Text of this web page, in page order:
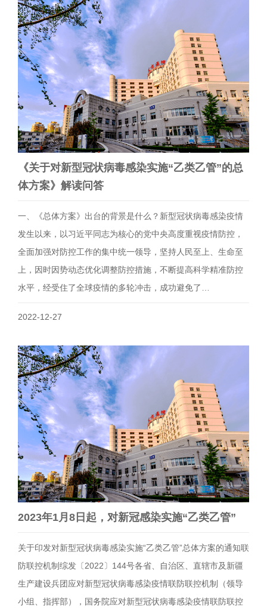
《关于对新型冠状病毒感染实施“乙类乙管”的总
体方案》解读问答
一、《总体方案》出台的背景是什么？新型冠状病毒感染疫情
发生以来，以习近平同志为核心的党中央高度重视疫情防控，
全面加强对防控工作的集中统一领导，坚持人民至上、生命至
上，因时因势动态优化调整防控措施，不断提高科学精准防控
水平，经受住了全球疫情的多轮冲击，成功避免了…
2022-12-27
2023年1月8日起，对新冠感染实施“乙类乙管”
关于印发对新型冠状病毒感染实施“乙类乙管”总体方案的通知联
防联控机制综发〔2022〕144号各省、自治区、直辖市及新疆
生产建设兵团应对新型冠状病毒感染疫情联防联控机制（领导
小组、指挥部），国务院应对新型冠状病毒感染疫情联防联控